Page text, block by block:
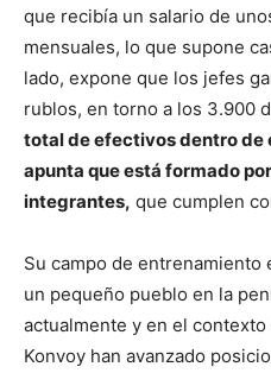
que recibía un salario de
mensuales, lo que supone
lado, expone que los jefes
rublos, en torno a los 3.900
total de efectivos dentro de
apunta que está formado
integrantes, que cumplen
Su campo de entrenamiento
un pequeño pueblo en la
actualmente y en el
Konvoy han avanzado